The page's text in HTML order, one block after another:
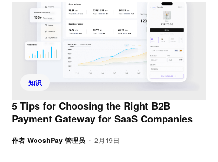
知识
5 Tips for Choosing the Right B2B
Payment Gateway for SaaS Companies
作者 WooshPay 管理员 • 2月19日